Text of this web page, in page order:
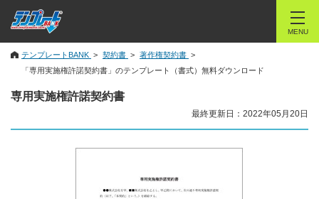
MENU
テンプレートBANK 契約書
著作権契約書
「専用実施権許諾契約書」のテンプレート（書式）無料ダウンロード
専用実施権許諾契約書
最終更新日：2022年05月20日